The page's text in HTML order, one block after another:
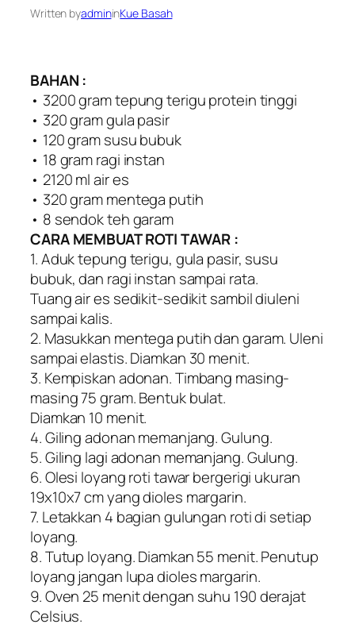
Written byadmininKue Basah
BAHAN :
• 3200 gram tepung terigu protein tinggi
• 320 gram gula pasir
• 120 gram susu bubuk
• 18 gram ragi instan
• 2120 ml air es
• 320 gram mentega putih
• 8 sendok teh garam
CARA MEMBUAT ROTI TAWAR :
1. Aduk tepung terigu, gula pasir, susu
bubuk, dan ragi instan sampai rata.
Tuang air es sedikit-sedikit sambil diuleni
sampai kalis.
2. Masukkan mentega putih dan garam. Uleni
sampai elastis. Diamkan 30 menit.
3. Kempiskan adonan. Timbang masing-
masing 75 gram. Bentuk bulat.
Diamkan 10 menit.
4. Giling adonan memanjang. Gulung.
5. Giling lagi adonan memanjang. Gulung.
6. Olesi loyang roti tawar bergerigi ukuran
19x10x7 cm yang dioles margarin.
7. Letakkan 4 bagian gulungan roti di setiap
loyang.
8. Tutup loyang. Diamkan 55 menit. Penutup
loyang jangan lupa dioles margarin.
9. Oven 25 menit dengan suhu 190 derajat
Celsius.